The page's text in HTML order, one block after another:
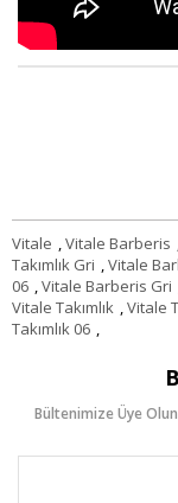
Vitale ,Vitale Barberis
Takımlık Gri ,Vitale
06 ,Vitale Barberis Gri
Vitale Takımlık ,Vitale
Takımlık 06 ,
Bültenimize Üye